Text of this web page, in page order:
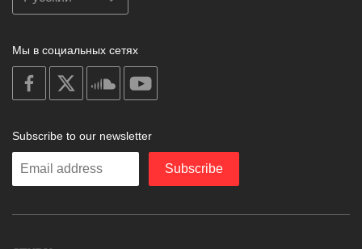
Мы в социальных сетях
on
facebook
soundcloud
Subscribe to our newsletter
Enter
Subscribe